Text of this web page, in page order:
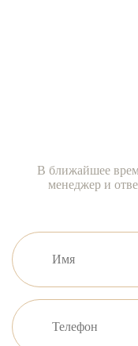
В ближайшее
менеджер и